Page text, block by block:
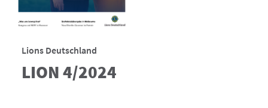
Lions Deutschland
LION 4/2024